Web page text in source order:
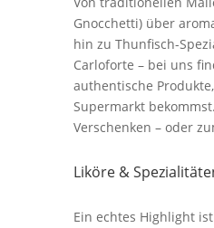
Gnocchetti) über
hin zu Thunfisch-
Carloforte – bei uns
authentische
Supermarkt
Verschenken – oder
Liköre &
Ein echtes Highlight